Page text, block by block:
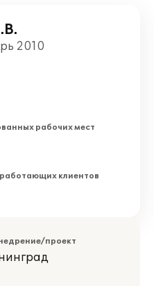
2010
рабочих мест
клиентов
проект